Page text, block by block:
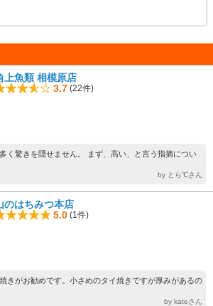
上魚類 相模原店
3.7 (22件)
く驚きを隠せません。 まず、高い、と言う指摘につい
by とら℃さん
のはちみつ本店
5.0 (1件)
きがお勧めです。小さめのタイ焼きですが厚みがあるの
by kateさん